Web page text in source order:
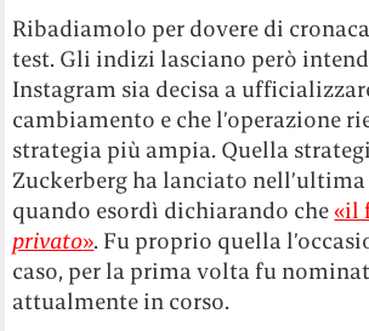
Ribadiamolo per dovere di
test. Gli indizi lasciano però
Instagram sia decisa a
cambiamento e che l’operazione
strategia più ampia. Quella
Zuckerberg ha lanciato nell’ultima
quando esordì dichiarando che«il
privato». Fu proprio quella
caso, per la prima volta fu
attualmente in corso.